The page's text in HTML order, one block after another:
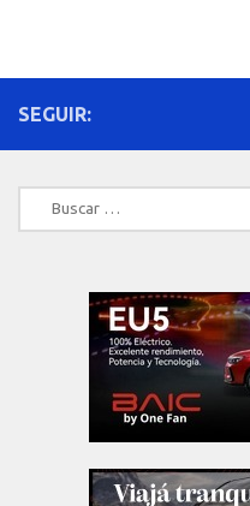
SEGUIR:
Buscar: